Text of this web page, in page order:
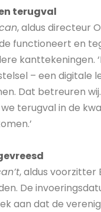
terugval
, aldus directeur
functioneert en
kanttekeningen.
– een digitale
Dat betreuren
terugval in de
, aldus voorzitter
De
aan dat de